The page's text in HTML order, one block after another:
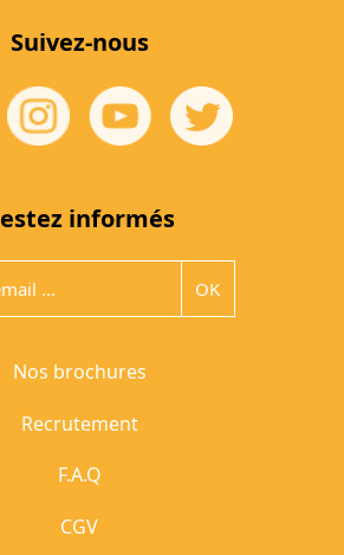
Suivez-nous
informés
Nos brochures
Recrutement
F.A.Q
CGV